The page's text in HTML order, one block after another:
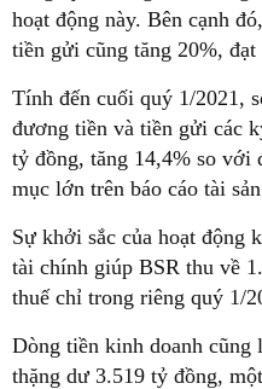
hoạt động này. Bên cạnh
tiền gửi cũng tăng 20%, đạt
Tính đến cuối quý 1/2021,
đương tiền và tiền gửi các
tỷ đồng, tăng 14,4% so với
mục lớn trên báo cáo tài
Sự khởi sắc của hoạt động
tài chính giúp BSR thu về
thuế chỉ trong riêng quý 1/
Dòng tiền kinh doanh cũng
thặng dư 3.519 tỷ đồng,